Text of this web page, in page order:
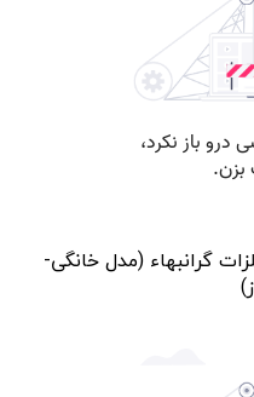
گرانبهاء (مدل خانگی-